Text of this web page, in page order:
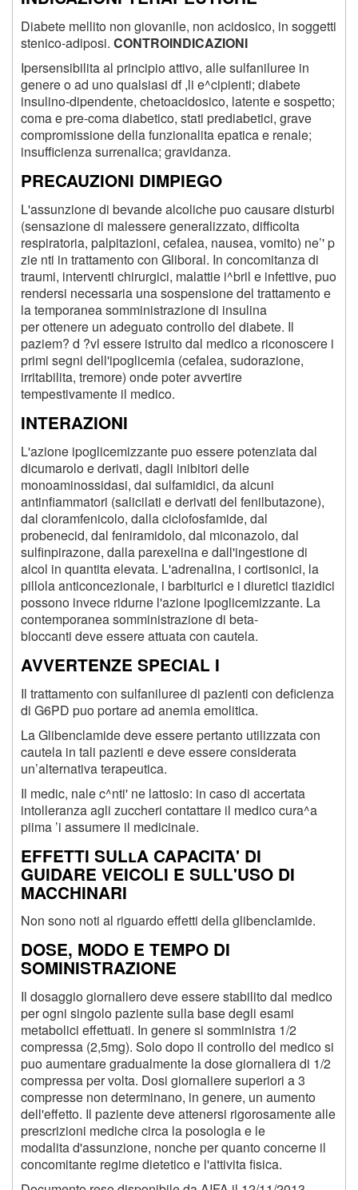
Diabete mellito non giovanile, non acidosico, in soggetti
stenico-adiposi. CONTROINDICAZIONI
Ipersensibilita al principio attivo, alle sulfaniluree in
genere o ad uno qualsiasi df ,li e^cipienti; diabete
insulino-dipendente, chetoacidosico, latente e sospetto;
coma e pre-coma diabetico, stati prediabetici, grave
compromissione della funzionalita epatica e renale;
insufficienza surrenalica; gravidanza.
PRECAUZIONI DIMPIEGO
L'assunzione di bevande alcoliche puo causare disturbi
(sensazione di malessere generalizzato, difficolta
respiratoria, palpitazioni, cefalea, nausea, vomito) ne’' p
zie nti in trattamento con Gliboral. In concomitanza di
traumi, interventi chirurgici, malattie i^bril e infettive, puo
rendersi necessaria una sospensione del trattamento e
la temporanea somministrazione di insulina
per ottenere un adeguato controllo del diabete. Il
paziem? d ?vl essere istruito dal medico a riconoscere i
primi segni dell'ipoglicemia (cefalea, sudorazione,
irritabilita, tremore) onde poter avvertire
tempestivamente il medico.
INTERAZIONI
L'azione ipoglicemizzante puo essere potenziata dal
dicumarolo e derivati, dagli inibitori delle
monoaminossidasi, dai sulfamidici, da alcuni
antinfiammatori (salicilati e derivati del fenilbutazone),
dal cloramfenicolo, dalla ciclofosfamide, dal
probenecid, dal feniramidolo, dal miconazolo, dal
sulfinpirazone, dalla parexelina e dall'ingestione di
alcol in quantita elevata. L'adrenalina, i cortisonici, la
pillola anticoncezionale, i barbiturici e i diuretici tiazidici
possono invece ridurne l'azione ipoglicemizzante. La
contemporanea somministrazione di beta-
bloccanti deve essere attuata con cautela.
AVVERTENZE SPECIAL I
Il trattamento con sulfaniluree di pazienti con deficienza
di G6PD puo portare ad anemia emolitica.
La Glibenclamide deve essere pertanto utilizzata con
cautela in tali pazienti e deve essere considerata
un’alternativa terapeutica.
Il medic, nale c^nti' ne lattosio: in caso di accertata
intolleranza agli zuccheri contattare il medico cura^a
piima ’i assumere il medicinale.
EFFETTI SULlA CAPACITA' DI
GUIDARE VEICOLI E SULL'USO DI
MACCHINARI
Non sono noti al riguardo effetti della glibenclamide.
DOSE, MODO E TEMPO DI
SOMINISTRAZIONE
Il dosaggio giornaliero deve essere stabilito dal medico
per ogni singolo paziente sulla base degli esami
metabolici effettuati. In genere si somministra 1/2
compressa (2,5mg). Solo dopo il controllo del medico si
puo aumentare gradualmente la dose giornaliera di 1/2
compressa per volta. Dosi giornaliere superiori a 3
compresse non determinano, in genere, un aumento
dell'effetto. Il paziente deve attenersi rigorosamente alle
prescrizioni mediche circa la posologia e le
modalita d'assunzione, nonche per quanto concerne il
concomitante regime dietetico e l'attivita fisica.